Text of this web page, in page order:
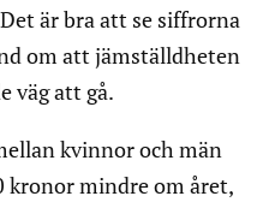
är bra att se siffrorna
om att jämställdheten
väg att gå.
kvinnor och män
kronor mindre om året,